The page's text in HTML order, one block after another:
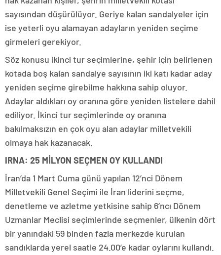
sayısından düşürülüyor. Geriye kalan sandalyeler için
ise yeterli oyu alamayan adayların yeniden seçime
girmeleri gerekiyor.
Söz konusu ikinci tur seçimlerine, şehir için belirlenen
kotada boş kalan sandalye sayısının iki katı kadar aday
yeniden seçime girebilme hakkına sahip oluyor.
Adaylar aldıkları oy oranına göre yeniden listelere dahil
ediliyor. İkinci tur seçimlerinde oy oranına
bakılmaksızın en çok oyu alan adaylar milletvekili
olmaya hak kazanacak.
IRNA: 25 MİLYON SEÇMEN OY KULLANDI
İran’da 1 Mart Cuma günü yapılan 12’nci Dönem
Milletvekili Genel Seçimi ile İran liderini seçme,
denetleme ve azletme yetkisine sahip 6’ncı Dönem
Uzmanlar Meclisi seçimlerinde seçmenler, ülkenin dört
bir yanındaki 59 binden fazla merkezde kurulan
sandıklarda yerel saatle 24.00’e kadar oylarını kullandı.